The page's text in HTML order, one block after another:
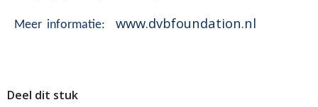
Meer informatie: www.dvbfoundation.nl
Deel dit stuk